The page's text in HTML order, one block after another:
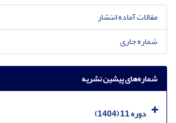
مقالات آماده انتشار
شماره جاری
شماره‌های پیشین نشریه
دوره 11 (1404)